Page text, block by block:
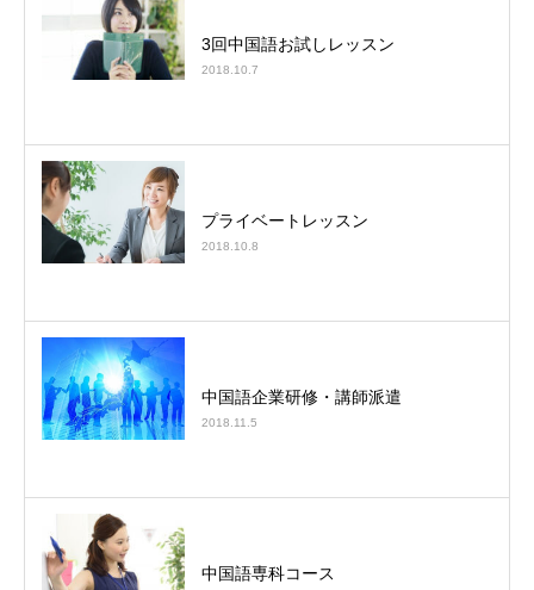
3回中国語お試しレッスン
2018.10.7
プライベートレッスン
2018.10.8
中国語企業研修・講師派遣
2018.11.5
中国語専科コース